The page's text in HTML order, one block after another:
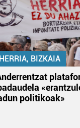
BIZKAIA
politikoak»